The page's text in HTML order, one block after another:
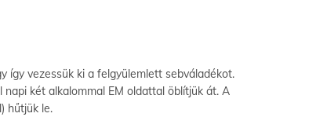
így vezessük ki a felgyülemlett sebváladékot.
két alkalommal EM oldattal öblítjük át. A
hűtjük le.